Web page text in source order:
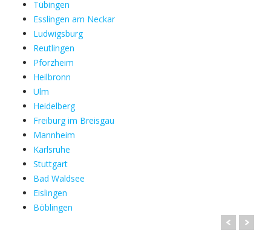
Tübingen
Esslingen am Neckar
Ludwigsburg
Reutlingen
Pforzheim
Heilbronn
Ulm
Heidelberg
Freiburg im Breisgau
Mannheim
Karlsruhe
Stuttgart
Bad Waldsee
Eislingen
Böblingen